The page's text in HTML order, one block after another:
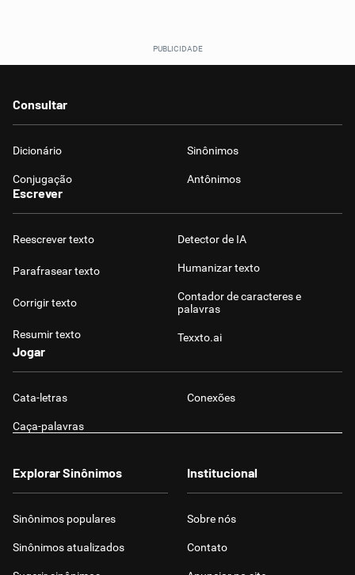
Consultar
Dicionário Sinônimos
Conjugação Antônimos
Escrever
Reescrever texto
Parafrasear texto
Corrigir texto
Resumir texto
Detector de IA
Humanizar texto
Contador de caracteres e
palavras
Texxto.ai
Jogar
Cata-letras Conexões
Caça-palavras
Explorar Sinônimos
Sinônimos populares
Sinônimos atualizados
Institucional
Sobre nós
Contato